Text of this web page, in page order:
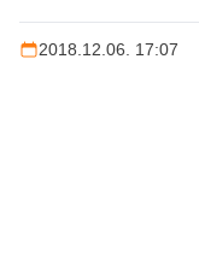
2018.12.06. 17:07